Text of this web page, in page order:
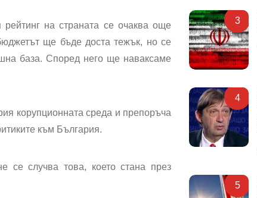
рейтинг на страната се очаква още
ще бъде доста тежък, но се
база. Според него ще наваксаме
корупционната среда и препоръча
към България.
случва това, което стана през
3
4
5